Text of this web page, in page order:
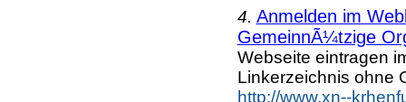
4. Anmelden im
GemeinnÃ¼tzige
Webseite eintragen
Linkerzeichnis ohne
http://www.xn--